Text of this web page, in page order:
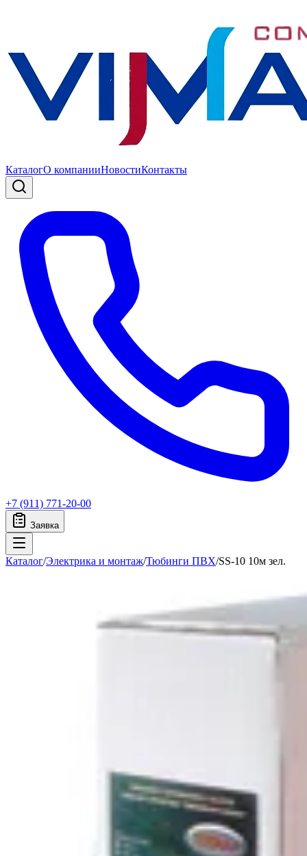
КаталогО компанииНовостиКонтакты
+7 (911) 771-20-00
Заявка
Каталог/Электрика и монтаж/Тюбинги ПВХ/SS-10 10м зел.